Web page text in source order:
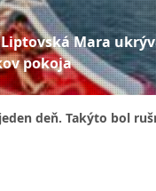
Mara
pokoja
deň. Takýto bol